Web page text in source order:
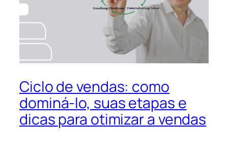
Ciclo de vendas: como
dominá-lo, suas etapas e
dicas para otimizar a vendas